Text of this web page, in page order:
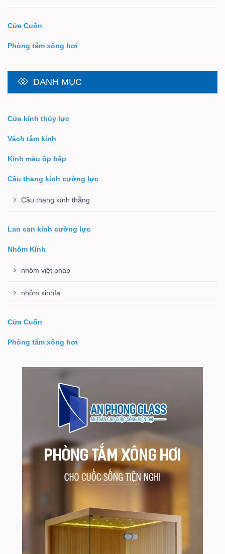
Cửa Cuốn
Phòng tắm xông hơi
DANH MỤC
Cửa kính thủy lực
Vách tắm kính
Kính màu ốp bếp
Cầu thang kính cường lực
Cầu thang kính thẳng
Lan can kính cường lực
Nhôm Kính
nhôm việt pháp
nhôm xinhfa
Cửa Cuốn
Phòng tắm xông hơi